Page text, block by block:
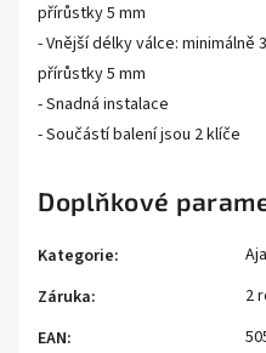
přírůstky 5 mm
- Vnější délky válce: minimálně
přírůstky 5 mm
- Snadná instalace
- Součástí balení jsou 2 klíče
Doplňkové
Kategorie:
Záruka:
2
EAN: